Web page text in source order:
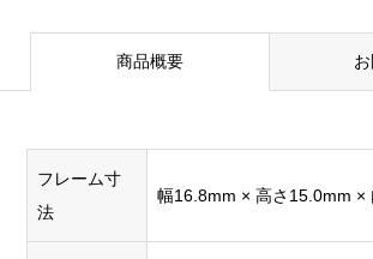
商品概要
フレーム寸
法
幅16.8mm × 高さ15.0mm ×